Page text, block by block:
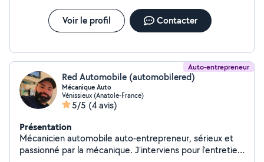
Voir le profil Contacter
Auto-entrepreneur
Red Automobile (automobilered)
Mécanique Auto
Vénissieux (Anatole-France)
5/5 (4 avis)
Présentation
Mécanicien automobile auto-entrepreneur, sérieux et
passionné par la mécanique. J'interviens pour l'entretien